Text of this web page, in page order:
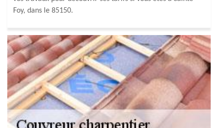
Foy, dans le 85150.